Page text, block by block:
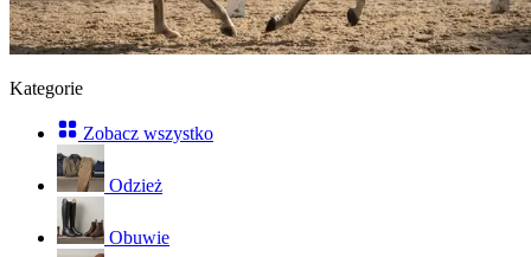
Kategorie
Zobacz wszystko
Odzież
Obuwie